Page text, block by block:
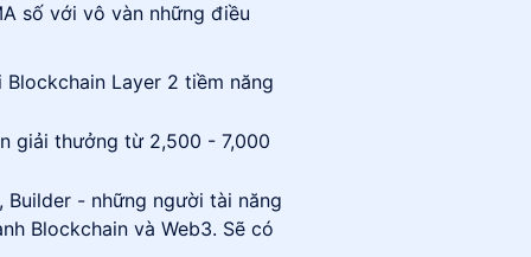
số với vô vàn những điều
Layer 2 tiềm năng
giải thưởng từ 2,500 - 7,000
- những người tài năng
Blockchain và Web3. Sẽ có